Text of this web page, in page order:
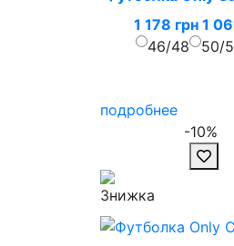
1 178 грн 1
46/48
50/
подробнее
-10%